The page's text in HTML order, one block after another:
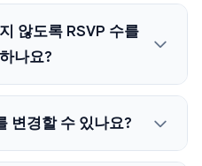
않도록 RSVP 수를
나요?
변경할 수 있나요?